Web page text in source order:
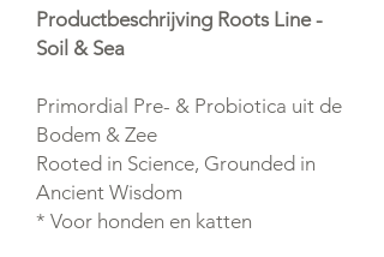
Productbeschrijving Roots Line -
Soil & Sea
Primordial Pre- & Probiotica uit de
Bodem & Zee
Rooted in Science, Grounded in
Ancient Wisdom
* Voor honden en katten